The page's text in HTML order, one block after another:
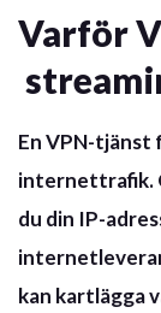
Varför
En VPN-tjänst
internettrafik.
du din IP-
kan kartlägga